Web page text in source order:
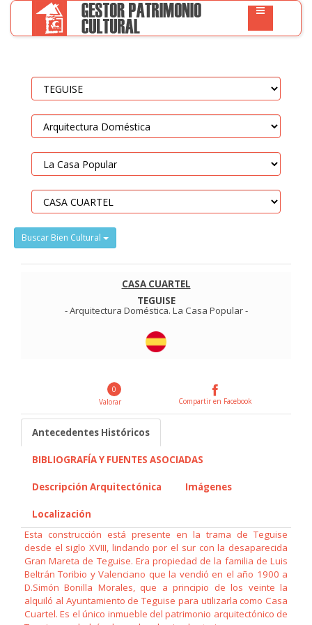
Buscar Bien Cultural
CASA CUARTEL
TEGUISE
-Arquitectura Doméstica. La Casa Popular-
0
Valorar
Compartir en Facebook
Antecedentes Históricos
BIBLIOGRAFÍA Y FUENTES ASOCIADAS
Descripción Arquitectónica Imágenes
Localización
Esta construcción está presente en la trama de Teguise
desde el siglo XVIII, lindando por el sur con la desaparecida
Gran Mareta de Teguise. Era propiedad de la familia de Luis
Beltrán Toribio y Valenciano que la vendió en el año 1900 a
D.Simón Bonilla Morales, que a principio de los veinte la
alquiló al Ayuntamiento de Teguise para utilizarla como Casa
Cuartel. Es el único inmueble del patrimonio arquitectónico de